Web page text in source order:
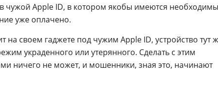
чужой Apple ID, в котором якобы имеются
уже оплачено.
на своем гаджете под чужим Apple ID, устройство тут
украденного или утерянного. Сделать с этим
ничего не может, и мошенники, зная это, начинают